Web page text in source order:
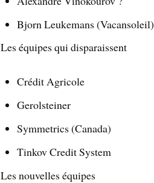
Bjorn Leukemans (Vacansoleil)
Les équipes qui disparaissent
Crédit Agricole
Gerolsteiner
Symmetrics (Canada)
Tinkov Credit System
Les nouvelles équipes